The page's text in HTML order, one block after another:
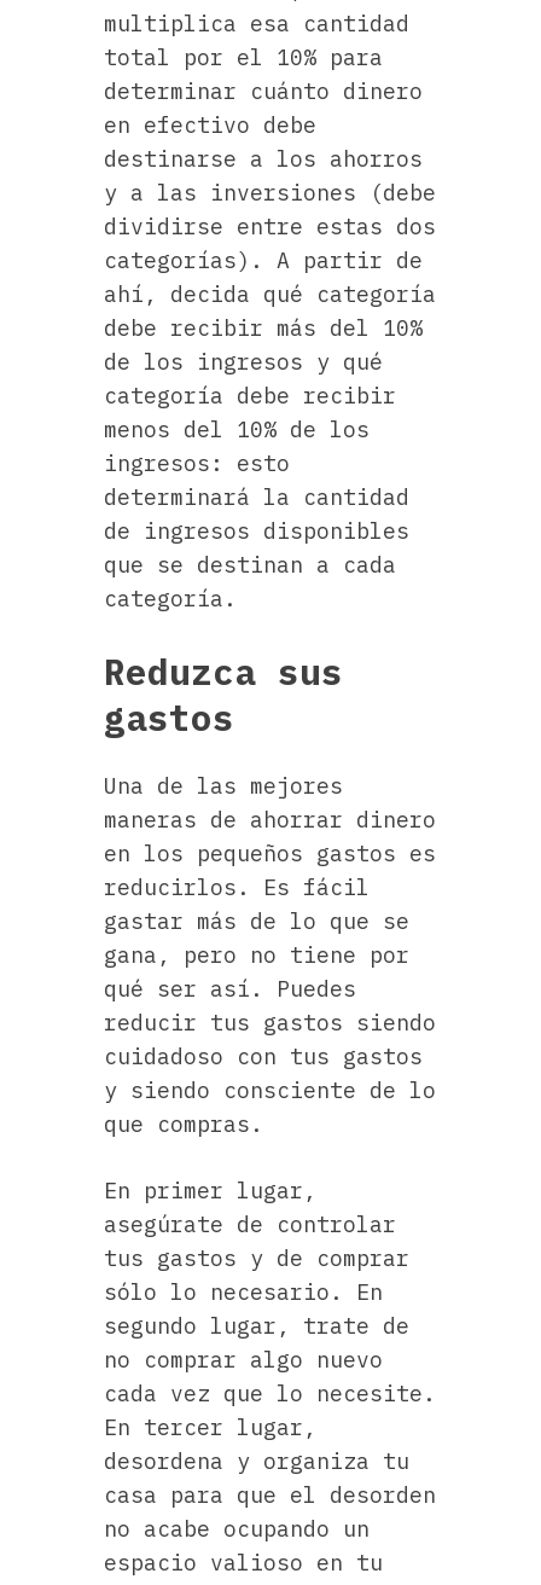
multiplica esa cantidad
total por el 10% para
determinar cuánto dinero
en efectivo debe
destinarse a los ahorros
y a las inversiones (debe
dividirse entre estas dos
categorías). A partir de
ahí, decida qué categoría
debe recibir más del 10%
de los ingresos y qué
categoría debe recibir
menos del 10% de los
ingresos: esto
determinará la cantidad
de ingresos disponibles
que se destinan a cada
categoría.
Reduzca sus
gastos
Una de las mejores
maneras de ahorrar dinero
en los pequeños gastos es
reducirlos. Es fácil
gastar más de lo que se
gana, pero no tiene por
qué ser así. Puedes
reducir tus gastos siendo
cuidadoso con tus gastos
y siendo consciente de lo
que compras.
En primer lugar,
asegúrate de controlar
tus gastos y de comprar
sólo lo necesario. En
segundo lugar, trate de
no comprar algo nuevo
cada vez que lo necesite.
En tercer lugar,
desordena y organiza tu
casa para que el desorden
no acabe ocupando un
espacio valioso en tu